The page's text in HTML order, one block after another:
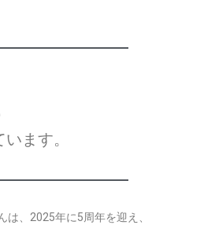
ます。
、2025年に5周年を迎え、